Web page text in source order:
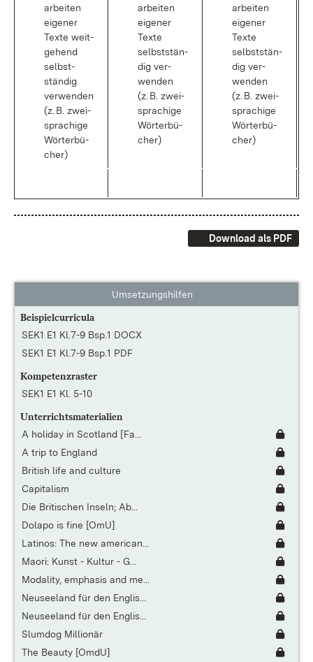
ar­bei­ten
ei­ge­ner
Tex­te weit­
ge­hend
selbst­
stän­dig
ver­wen­den
(z. B. zwei­
spra­chi­ge
Wör­ter­bü­
cher)
ar­bei­ten
ei­ge­ner
Tex­te
selbst­stän­
dig ver­
wen­den
(z. B. zwei­
spra­chi­ge
Wör­ter­bü­
cher)
ar­bei­ten
ei­ge­ner
Tex­te
selbst­stän­
dig ver­
wen­den
(z. B. zwei­
spra­chi­ge
Wör­ter­bü­
cher)
Download als PDF
Umsetzungshilfen
Beispielcurricula
SEK1 E1 Kl.7-9 Bsp.1 DOCX
SEK1 E1 Kl.7-9 Bsp.1 PDF
Kompetenzraster
SEK1 E1 Kl. 5-10
Unterrichtsmaterialien
A holiday in Scotland [Fa...
A trip to England
British life and culture
Capitalism
Die Britischen Inseln; Ab...
Dolapo is fine [OmU]
Latinos: The new american...
Maori: Kunst - Kultur - G...
Modality, emphasis and me...
Neuseeland für den Englis...
Neuseeland für den Englis...
Slumdog Millionär
The Beauty [OmdU]